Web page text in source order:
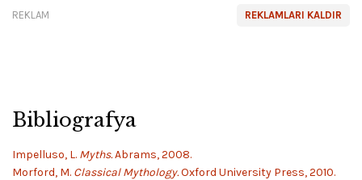
REKLAMLARI KALDIR
REKLAM
Bibliografya
Impelluso, L. Myths.Abrams, 2008.
Morford, M. Classical Mythology.Oxford University Press, 2010.